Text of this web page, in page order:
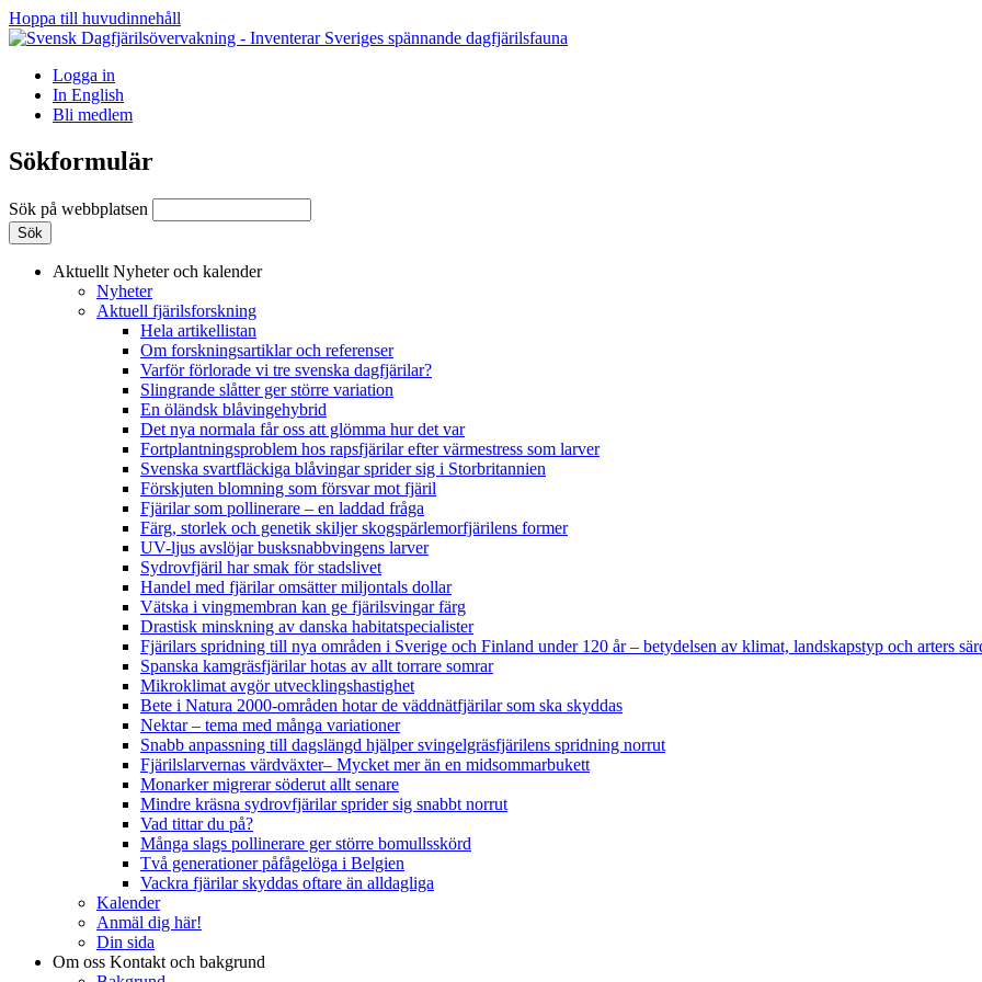
Hoppa till huvudinnehåll
Logga in
In English
Bli medlem
Sökformulär
Sök på webbplatsen
Aktuellt Nyheter och kalender
Nyheter
Aktuell fjärilsforskning
Hela artikellistan
Om forskningsartiklar och referenser
Varför förlorade vi tre svenska dagfjärilar?
Slingrande slåtter ger större variation
En öländsk blåvingehybrid
Det nya normala får oss att glömma hur det var
Fortplantningsproblem hos rapsfjärilar efter värmestress som larver
Svenska svartfläckiga blåvingar sprider sig i Storbritannien
Förskjuten blomning som försvar mot fjäril
Fjärilar som pollinerare – en laddad fråga
Färg, storlek och genetik skiljer skogspärlemorfjärilens former
UV-ljus avslöjar busksnabbvingens larver
Sydrovfjäril har smak för stadslivet
Handel med fjärilar omsätter miljontals dollar
Vätska i vingmembran kan ge fjärilsvingar färg
Drastisk minskning av danska habitatspecialister
Fjärilars spridning till nya områden i Sverige och Finland under 120 år– betydelsen av klimat, landskapstyp och arters
Spanska kamgräsfjärilar hotas av allt torrare somrar
Mikroklimat avgör utvecklingshastighet
Bete i Natura 2000-områden hotar de väddnätfjärilar som ska skyddas
Nektar – tema med många variationer
Snabb anpassning till dagslängd hjälper svingelgräsfjärilens spridning norrut
Fjärilslarvernas värdväxter– Mycket mer än en midsommarbukett
Monarker migrerar söderut allt senare
Mindre kräsna sydrovfjärilar sprider sig snabbt norrut
Vad tittar du på?
Många slags pollinerare ger större bomullsskörd
Två generationer påfågelöga i Belgien
Vackra fjärilar skyddas oftare än alldagliga
Kalender
Anmäl dig här!
Din sida
Om oss Kontakt och bakgrund